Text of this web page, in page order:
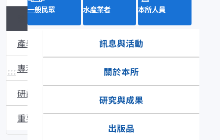
一般民眾 水產業者 本所人員
訊息與活動
關於本所
研究與成果
出版品
:::
產學合作
專利與技轉
研討會議
重要研究成果